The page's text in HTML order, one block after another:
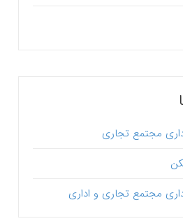
مجتمع تجاری
مجتمع تجاری و اداری